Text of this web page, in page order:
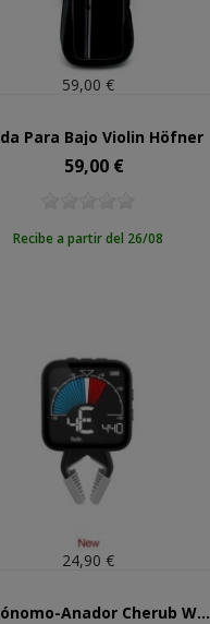
59,00 €
Para Bajo Violin Höfner
Precio
59,00 €
Recibe a partir del 26/08
24,90 €
Metrónomo-Afinador Cherub WMT-665V Violín pinza